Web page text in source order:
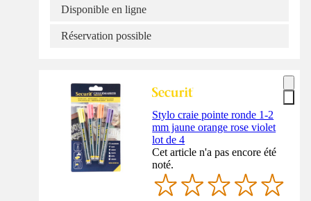
Disponible en ligne
Réservation possible
Stylo craie pointe ronde 1-2
mm jaune orange rose violet
lot de 4
Cet article n'a pas encore été
noté.